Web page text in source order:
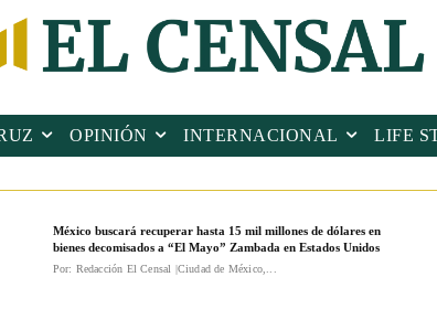
OPINIÓN INTERNACIONAL LIFE
México buscará recuperar hasta 15 mil millones de dólares en
bienes decomisados a “El Mayo” Zambada en Estados Unidos
Por: Redacción El Censal |Ciudad de México,...